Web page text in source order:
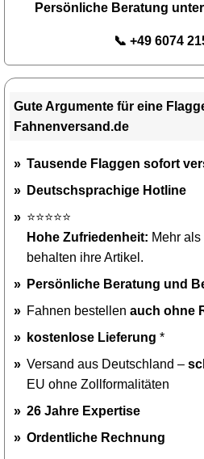
Persönliche Beratung
📞 +49 6074
Gute Argumente für eine
Fahnenversand.de
Tausende Flaggen sofort
Deutschsprachige Hotline
⭐⭐⭐⭐⭐
Hohe Zufriedenheit: Mehr
behalten ihre Artikel.
Persönliche Beratung und
Fahnen bestellen auch ohne
kostenlose Lieferung *
Versand aus Deutschland –
EU ohne Zollformalitäten
26 Jahre Expertise
Ordentliche Rechnung